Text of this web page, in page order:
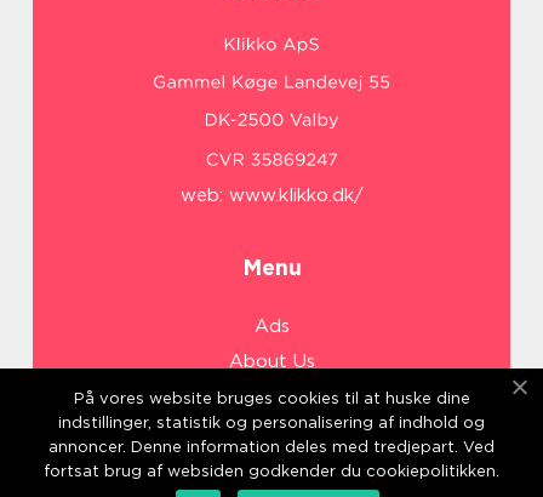
web: www.klikko.dk/
Menu
Ads
About Us
Cookies
Contact
Sitemap
På vores website bruges cookies til at huske dine
indstillinger, statistik og personalisering af indhold og
annoncer. Denne information deles med tredjepart. Ved
fortsat brug af websiden godkender du cookiepolitikken.